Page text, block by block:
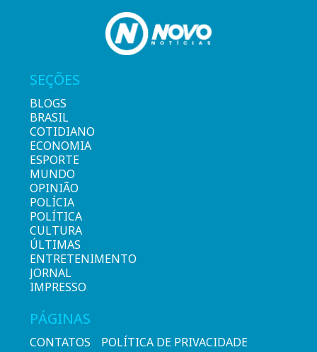
SEÇÕES
BLOGS
BRASIL
COTIDIANO
ECONOMIA
ESPORTE
MUNDO
OPINIÃO
POLÍCIA
POLÍTICA
CULTURA
ÚLTIMAS
ENTRETENIMENTO
JORNAL
IMPRESSO
PÁGINAS
CONTATOS POLÍTICA DE PRIVACIDADE